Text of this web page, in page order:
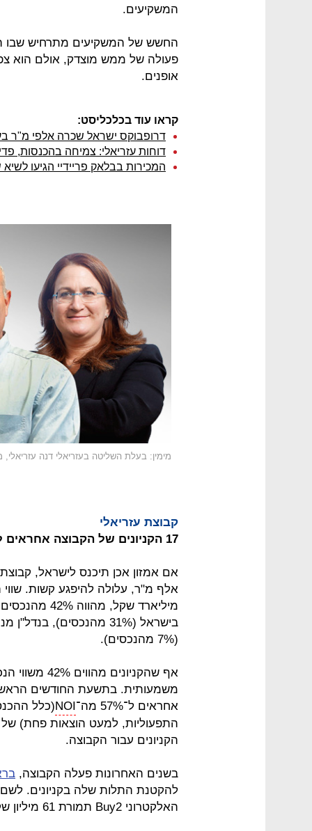
המשקיעים.
החשש של המשקיעים מתרחיש שבו
פעולה של ממש מוצדק, אולם הוא
אופנים.
קראו עוד בכלכליסט:
דרופבוקס ישראל שכרה אלפי מ"ר
דוחות עזריאלי: צמיחה בהכנסות,
המכירות בבלאק פריידיי הגיעו לשיא של 5 מיליארד
מימין: בעלת השליטה בעזריאלי דנה
קבוצת עזריאלי
17 הקניונים של הקבוצה אחראים ל־57% מה־NOI
מיליארד
(7% מהנכסים).
אף
אחראים ל־57% מה־ NOI(כלל
התפעוליות, למעט הוצאות פחת) של
הקניונים עבור הקבוצה.
בשנים האחרונות פעלה הקבוצה,
האלקטרוני Buy2 תמורת 61 מיליון שקל.